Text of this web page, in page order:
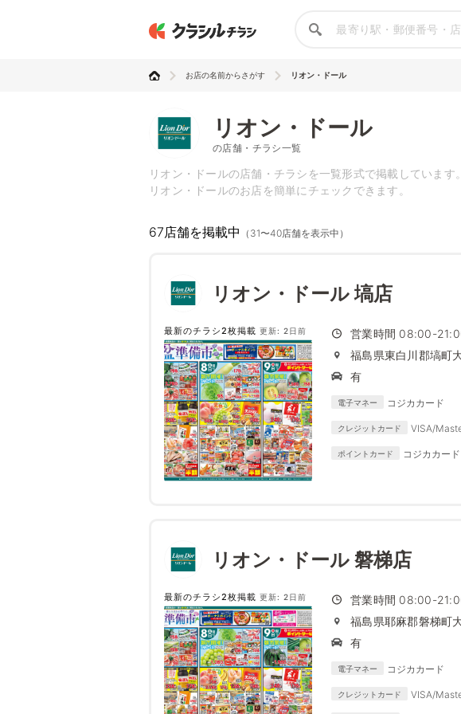
お店の名前からさがす リオン・ドール
リオン・ドール
の店舗・チラシ一覧
リオン・ドールの店舗・チラシを一覧形式で掲載していま
リオン・ドールのお店を簡単にチェックできます。
67店舗を掲載中 （31〜40店舗を表示中）
リオン・ドール 塙店
最新のチラシ2枚掲載 更新: 2日前
営業時間 08:00-
福島県東白川郡塙町
有
電子マネー コジカカード
クレジットカード
VISA/
ポイントカード コジカカード
リオン・ドール 磐梯店
最新のチラシ2枚掲載 更新: 2日前
営業時間 08:00-
福島県耶麻郡磐梯町
有
電子マネー コジカカード
クレジットカード
VISA/